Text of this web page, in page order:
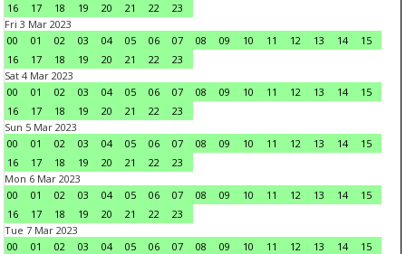
16
17 18 19 20 21 22
23
Fri 3 Mar 2023
00
01 02 03 04 05 06 07 08 09 10 11 12 13 14
15
16
17 18 19 20 21 22
23
Sat 4 Mar 2023
00
01 02 03 04 05 06 07 08 09 10 11 12 13 14
15
16
17 18 19 20 21 22
23
Sun 5 Mar 2023
00
01 02 03 04 05 06 07 08 09 10 11 12 13 14
15
16
17 18 19 20 21 22
23
Mon 6 Mar 2023
00
01 02 03 04 05 06 07 08 09 10 11 12 13 14
15
16
17 18 19 20 21 22
23
Tue 7 Mar 2023
00
01 02 03 04 05 06 07 08 09 10 11 12 13 14
15